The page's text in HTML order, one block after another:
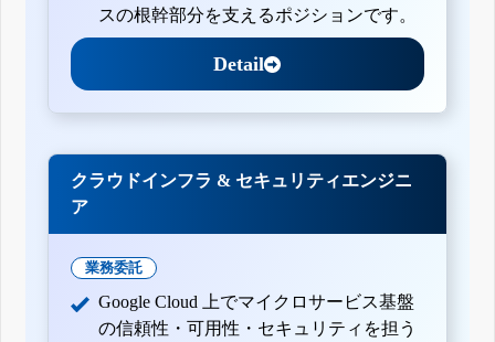
スの根幹部分を支えるポジションです。
Detail
クラウドインフラ & セキュリティエンジニ
ア
業務委託
Google Cloud 上でマイクロサービス基盤
の信頼性・可用性・セキュリティを担う